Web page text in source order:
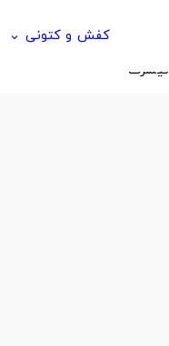
کفش و کتونی keyboard_arrow_down
تیشرت